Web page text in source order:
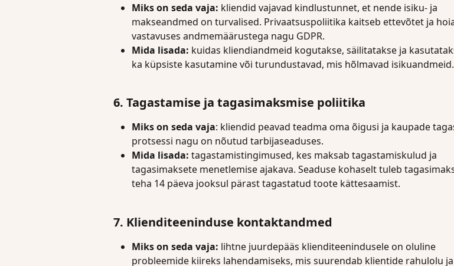
Miks on seda vaja: kliendid vajavad kindlustunnet, et nende isiku- ja
makseandmed on turvalised. Privaatsuspoliitika kaitseb ettevõtet ja
vastavuses andmemäärustega nagu GDPR.
Mida lisada: kuidas kliendiandmeid kogutakse, säilitatakse ja
ka küpsiste kasutamine või turundustavad, mis hõlmavad isikuandmeid.
6. Tagastamise ja tagasimaksmise poliitika
Miks on seda vaja: kliendid peavad teadma oma õigusi ja kaupade
protsessi nagu on nõutud tarbijaseaduses.
Mida lisada: tagastamistingimused, kes maksab tagastamiskulud ja
tagasimaksete menetlemise ajakava. Seaduse kohaselt tuleb
teha 14 päeva jooksul pärast tagastatud toote kättesaamist.
7. Klienditeeninduse kontaktandmed
Miks on seda vaja: lihtne juurdepääs klienditeenindusele on oluline
probleemide kiireks lahendamiseks, mis suurendab klientide rahulolu ja